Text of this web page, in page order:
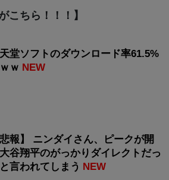
こちら！！！】
堂ソフトのダウンロード率61.5%
ｗ NEW
悲報】 ニンダイさん、ピークが開
谷翔平のがっかりダイレクトだっ
言われてしまう NEW